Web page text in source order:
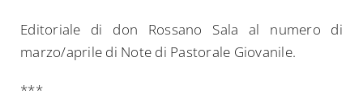
Editoriale di don Rossano Sala al numero di
marzo/aprile di Note di Pastorale Giovanile.
***